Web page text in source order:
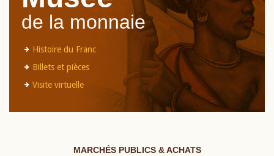
de la monnaie
Histoire du Franc
Billets et pièces
Visite virtuelle
MARCHÉS PUBLICS & ACHATS